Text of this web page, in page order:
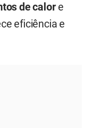
de calore
eficiência e